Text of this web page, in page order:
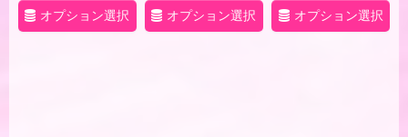
オプション選択 オプション選択 オプション選択